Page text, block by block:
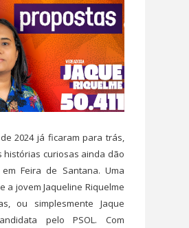
2024 já ficaram para trás,
histórias curiosas ainda dão
Feira de Santana. Uma
a jovem Jaqueline Riquelme
ou simplesmente Jaque
pelo PSOL. Com